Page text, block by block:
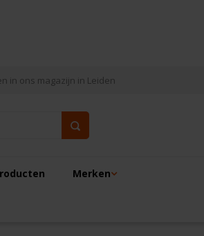
in ons magazijn in Leiden
Merken